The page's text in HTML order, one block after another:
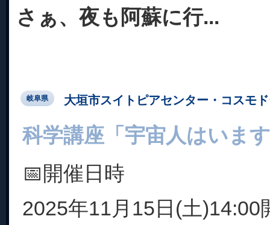
さぁ、夜も阿蘇に行...
岐阜県 大垣市スイトピアセンター・コスモ
科学講座「宇宙人はいま
📅開催日時
2025年11月15日(土)14:00